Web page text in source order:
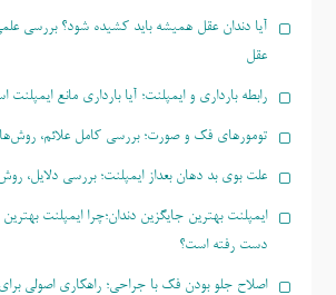
آیا دندان عقل همیشه باید کشیده شود؟ بررسی
عقل
رابطه بارداری و ایمپلنت؛ آیا بارداری مانع
تومورهای فک و صورت؛ بررسی کامل علائم،
علت بوی بد دهان بعداز ایمپلنت؛ بررسی دلایل،
ایمپلنت بهترین جایگزین دندان؛چرا ایمپلنت بهترین
دست رفته است؟
اصلاح جلو بودن فک با جراحی؛ راهکاری اصولی برای